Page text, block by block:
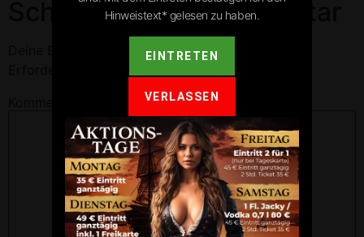
Schreibe einen Kommentar
Deine E-Mail-Adresse wird nicht veröffentlicht.
Hinweistext* gelesen zu haben.
EINTRETEN
VERLASSEN